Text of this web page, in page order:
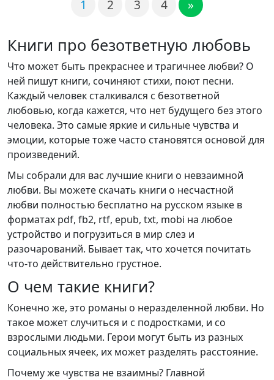
1 2 3 4 »
Книги про безответную любовь
Что может быть прекраснее и трагичнее любви? О
ней пишут книги, сочиняют стихи, поют песни.
Каждый человек сталкивался с безответной
любовью, когда кажется, что нет будущего без этого
человека. Это самые яркие и сильные чувства и
эмоции, которые тоже часто становятся основой для
произведений.
Мы собрали для вас лучшие книги о невзаимной
любви. Вы можете скачать книги о несчастной
любви полностью бесплатно на русском языке в
форматах pdf, fb2, rtf, epub, txt, mobi на любое
устройство и погрузиться в мир слез и
разочарований. Бывает так, что хочется почитать
что-то действительно грустное.
О чем такие книги?
Конечно же, это романы о неразделенной любви. Но
такое может случиться и с подростками, и со
взрослыми людьми. Герои могут быть из разных
социальных ячеек, их может разделять расстояние.
Почему же чувства не взаимны? Главной